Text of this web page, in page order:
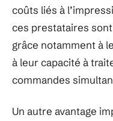
coûts liés à
ces prestataires
grâce notamment à
à leur capacité à
commandes
Un autre avantage